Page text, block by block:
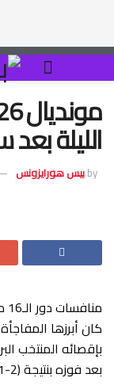
الليلة
byبيس هورايزونس
كان أبرزها
بإقصائه المنتخب
بعد فوزه بنتيجة (2-1) ليبلغ ربع النهائي للمرة الأولى في تاريخه.